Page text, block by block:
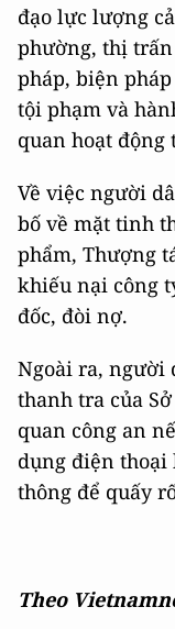
đạo lực lượng
phường, thị
pháp, biện
tội phạm và
quan hoạt động
Về việc người
bố về mặt tinh
phẩm, Thượng
khiếu nại công
đốc, đòi nợ.
Ngoài ra, người
thanh tra của
quan công an
dụng điện thoại
thông để quấy
Theo